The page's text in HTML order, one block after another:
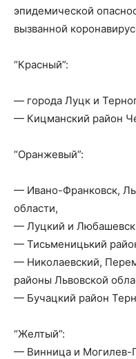
эпидемической
вызванной
“Красный”:
— города Луцк и
— Кицманский район
“Оранжевый”:
— Ивано-Франковск,
области,
— Луцкий и
— Тисьменицький
— Николаевский,
районы Львовской
— Бучацкий район
“Желтый”:
— Винница и Могилев-